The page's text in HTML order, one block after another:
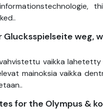
Glucksspielseite weg,
vaikka
mainoksia vaikka
for the Olympus &